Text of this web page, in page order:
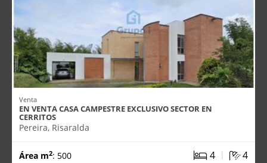
Venta
EN VENTA CASA CAMPESTRE EXCLUSIVO SECTOR EN
CERRITOS
Pereira, Risaralda
Área m2: 500 4 | 4